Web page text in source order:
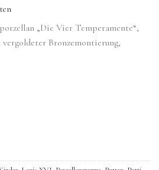
„Die Vier Temperamente“,
Bronzemontierung,